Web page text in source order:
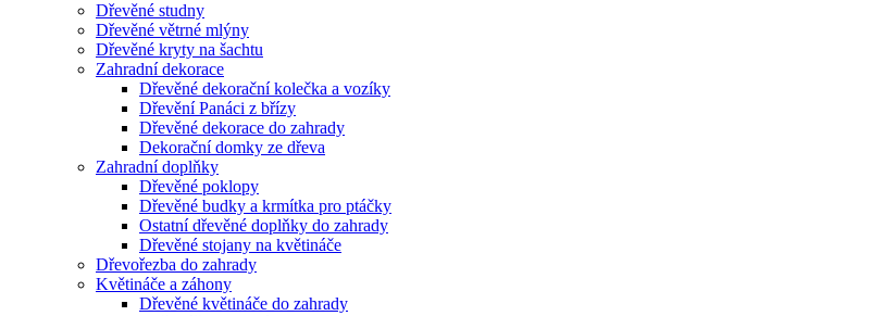
Dřevěné studny
Dřevěné větrné mlýny
Dřevěné kryty na šachtu
Zahradní dekorace
Dřevěné dekorační kolečka a vozíky
Dřevění Panáci z břízy
Dřevěné dekorace do zahrady
Dekorační domky ze dřeva
Zahradní doplňky
Dřevěné poklopy
Dřevěné budky a krmítka pro ptáčky
Ostatní dřevěné doplňky do zahrady
Dřevěné stojany na květináče
Dřevořezba do zahrady
Květináče a záhony
Dřevěné květináče do zahrady